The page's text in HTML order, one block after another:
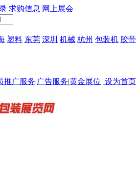
求购信息 网上展会
塑料 东莞 深圳 机械 杭州 包装机 胶带
推广服务|广告服务|黄金展位 设为首页